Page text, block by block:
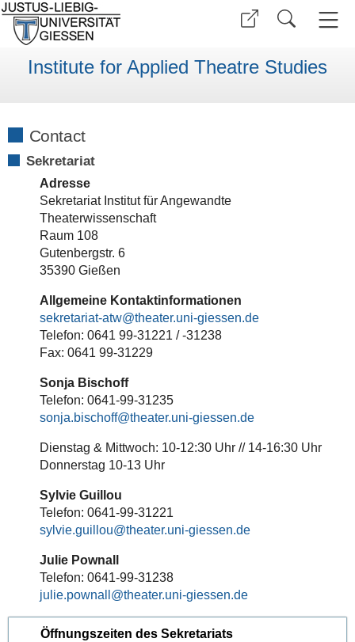
Institute for Applied Theatre Studies
Contact
Sekretariat
Adresse
Sekretariat Institut für Angewandte
Theaterwissenschaft
Raum 108
Gutenbergstr. 6
35390 Gießen
Allgemeine Kontaktinformationen
sekretariat-atw
Telefon: 0641 99-31221 / -31238
Fax: 0641 99-31229
Sonja Bischoff
Telefon: 0641-99-31235
sonja.bischoff
Dienstag & Mittwoch: 10-12:30 Uhr // 14-16:30 Uhr
Donnerstag 10-13 Uhr
Sylvie Guillou
Telefon: 0641-99-31221
sylvie.guillou
Julie Pownall
Telefon: 0641-99-31238
julie.pownall
Öffnungszeiten des Sekretariats